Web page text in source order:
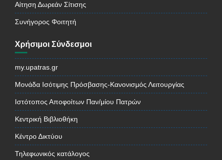
Αίτηση Δωρεάν Σίτισης
Συνήγορος Φοιτητή
Χρήσιμοι Σύνδεσμοι
my.upatras.gr
Μονάδα Ισότιμης Πρόσβασης-Κανονισμός Λειτουργίας
Ιστότοπος Αποφοίτων Παν/μίου Πατρών
Κεντρική Βιβλιοθήκη
Κέντρο Δικτύου
Τηλεφωνικός κατάλογος